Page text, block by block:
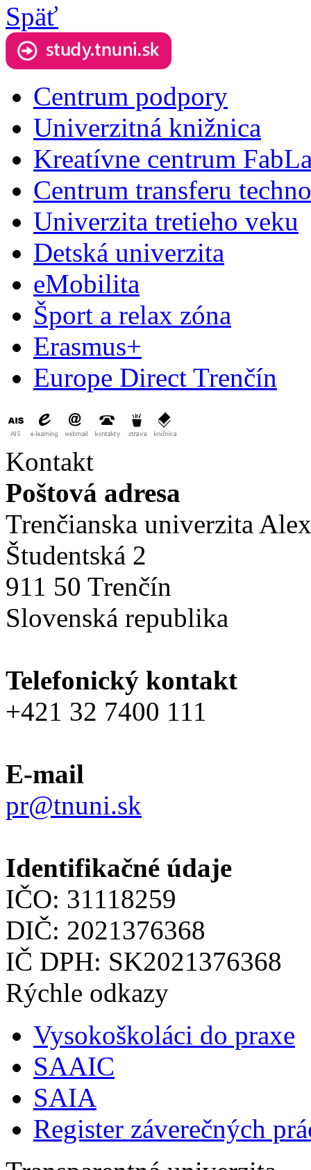
Späť
Centrum podpory
Univerzitná knižnica
Kreatívne centrum
Centrum transferu
Univerzita tretieho veku
Detská univerzita
eMobilita
Šport a relax zóna
Erasmus+
Europe Direct Trenčín
Kontakt
Poštová adresa
Trenčianska univerzita
Študentská 2
911 50 Trenčín
Slovenská republika
Telefonický kontakt
+421 32 7400 111
E-mail
pr@tnuni.sk
Identifikačné údaje
IČO: 31118259
DIČ: 2021376368
IČ DPH: SK2021376368
Rýchle odkazy
Vysokoškoláci do praxe
SAAIC
SAIA
Register záverečných